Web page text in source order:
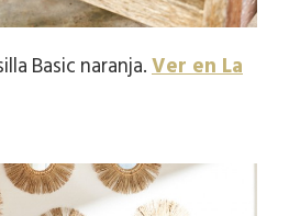
Basic naranja.Ver en La